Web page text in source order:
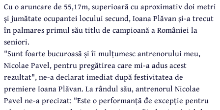
Cu o aruncare de 55,17m, superioară cu aproximativ doi metri
și jumătate ocupantei locului secund, Ioana Plăvan și-a trecut
în palmares primul său titlu de campioană a României la
seniori.
"Sunt foarte bucuroasă și îi mulțumesc antrenorului meu,
Nicolae Pavel, pentru pregătirea care mi-a adus acest
rezultat", ne-a declarat imediat după festivitatea de
premiere Ioana Plăvan. La rândul său, antrenorul Nicolae
Pavel ne-a precizat: "Este o performanță đe excepție pentru